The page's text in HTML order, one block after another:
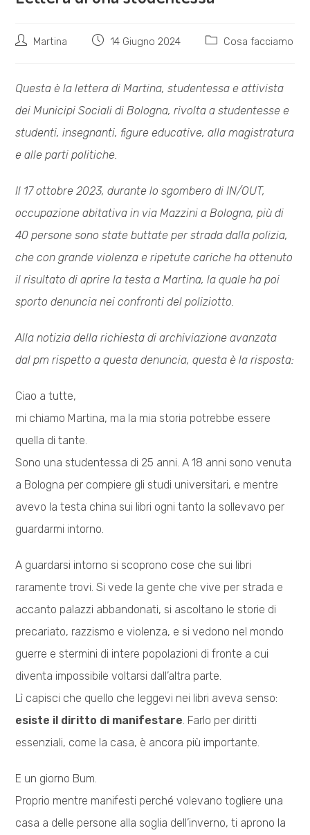
AutoreMartina
Articolo14 Giugno 2024
Categoria
Cosa facciamo
Questa è la lettera di Martina, studentessa e attivista
dei Municipi Sociali di Bologna, rivolta a studentesse e
studenti, insegnanti, figure educative, alla magistratura
e alle parti politiche.
Il 17 ottobre 2023, durante lo sgombero di IN/OUT,
occupazione abitativa in via Mazzini a Bologna, più di
40 persone sono state buttate per strada dalla polizia,
che con grande violenza e ripetute cariche ha ottenuto
il risultato di aprire la testa a Martina, la quale ha poi
sporto denuncia nei confronti del poliziotto.
Alla notizia della richiesta di archiviazione avanzata
dal pm rispetto a questa denuncia, questa è la risposta:
Ciao a tutte,
mi chiamo Martina, ma la mia storia potrebbe essere
quella di tante.
Sono una studentessa di 25 anni. A 18 anni sono venuta
a Bologna per compiere gli studi universitari, e mentre
avevo la testa china sui libri ogni tanto la sollevavo per
guardarmi intorno.
A guardarsi intorno si scoprono cose che sui libri
raramente trovi. Si vede la gente che vive per strada e
accanto palazzi abbandonati, si ascoltano le storie di
precariato, razzismo e violenza, e si vedono nel mondo
guerre e stermini di intere popolazioni di fronte a cui
diventa impossibile voltarsi dall’altra parte.
Lì capisci che quello che leggevi nei libri aveva senso:
esiste il diritto di manifestare . Farlo per diritti
essenziali, come la casa, è ancora più importante.
E un giorno Bum.
Proprio mentre manifesti perché volevano togliere una
casa a delle persone alla soglia dell’inverno, ti aprono la